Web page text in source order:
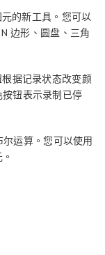
的新工具。您可以
边形、圆盘、三角
据记录状态改变颜
钮表示录制已停
运算。您可以使用